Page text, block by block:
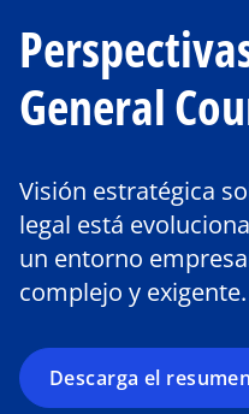
General
Visión estratégica
legal está
un entorno
complejo y exigente.
Descarga el